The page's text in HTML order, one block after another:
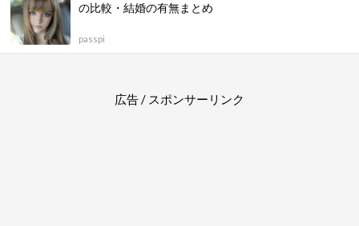
の比較・結婚の有無まとめ
passpi
広告 / スポンサーリンク